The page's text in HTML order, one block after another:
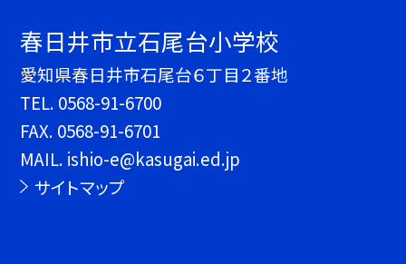
春日井市立石尾台小学校
愛知県春日井市石尾台６丁目２番地
TEL. 0568-91-6700
FAX. 0568-91-6701
MAIL. ishio-e@kasugai.ed.jp
サイトマップ